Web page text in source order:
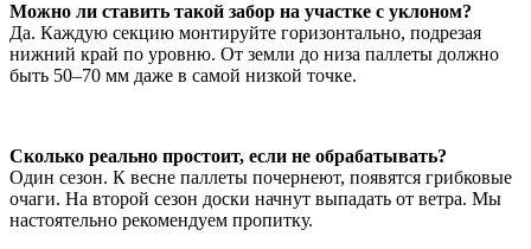
Можно ли ставить такой забор на участке с уклоном?
Да. Каждую секцию монтируйте горизонтально, подрезая
нижний край по уровню. От земли до низа паллеты должно
быть 50–70 мм даже в самой низкой точке.
Сколько реально простоит, если не обрабатывать?
Один сезон. К весне паллеты почернеют, появятся грибковые
очаги. На второй сезон доски начнут выпадать от ветра. Мы
настоятельно рекомендуем пропитку.